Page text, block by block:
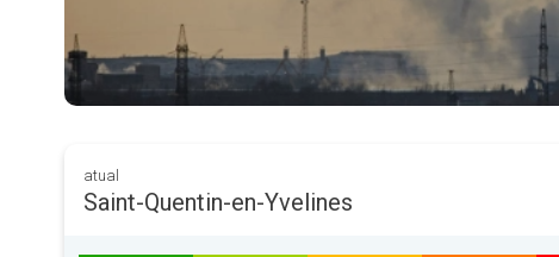
atual
Saint-Quentin-en-Yvelines